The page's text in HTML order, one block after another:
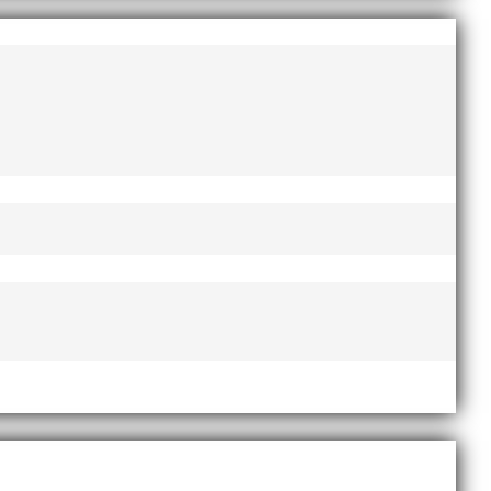
fick ta emot priset ”Årets pulshöjare”,
nyårsafton. Formen är enkel, ett eller två varv
största friidrottsföreningar? Malmö